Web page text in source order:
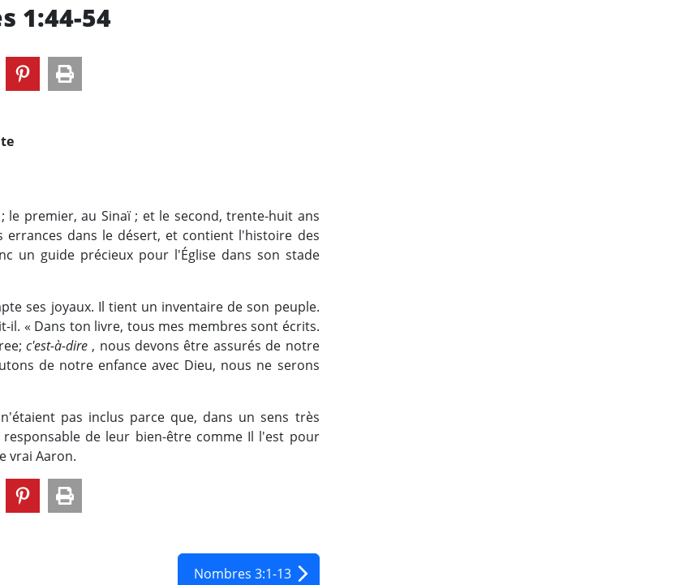
1:44-54
premier, au Sinaï ; et le second, trente-huit ans
errances dans le désert, et contient l'histoire des
un guide précieux pour l'Église dans son stade
ses joyaux. Il tient un inventaire de son peuple.
il. « Dans ton livre, tous mes membres sont écrits.
c'est-à-dire , nous devons être assurés de notre
de notre enfance avec Dieu, nous ne serons
pas inclus parce que, dans un sens très
de leur bien-être comme Il l'est pour
vrai Aaron.
Nombres 3:1-13